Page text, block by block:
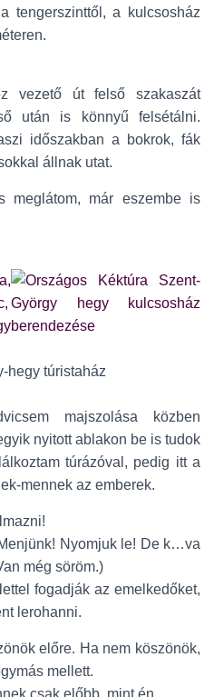
tengerszinttől, a kulcsosház
vezető út felső szakaszát
után is könnyű felsétálni.
időszakban a bokrok, fák
állnak utat.
meglátom, már eszembe is
hegy túristaház
majszolása közben
nyitott ablakon be is tudok
túrázóval, pedig itt a
mennek az emberek.
Nyomjuk le! De k…va
még söröm.)
fogadják az emelkedőket,
lerohanni.
előre. Ha nem köszönök,
mellett.
csak előbb, mint én.